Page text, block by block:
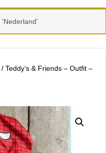
/ Teddy’s & Friends – Outfit –